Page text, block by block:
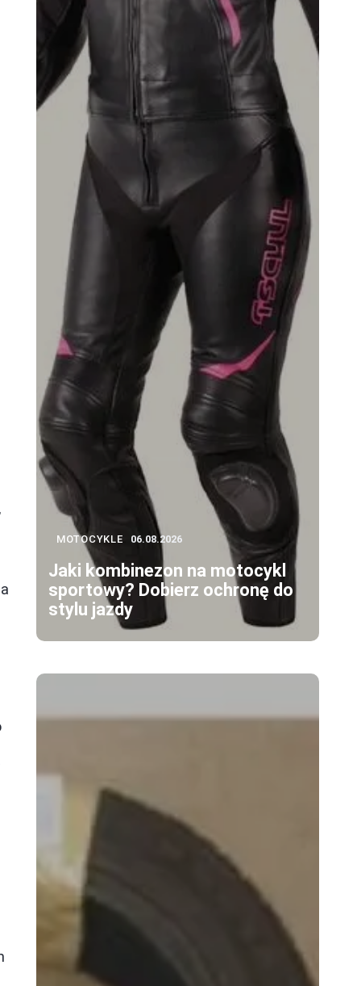
MOTOCYKLE 06.08.2026
Jaki kombinezon na motocykl
sportowy? Dobierz ochronę do
stylu jazdy